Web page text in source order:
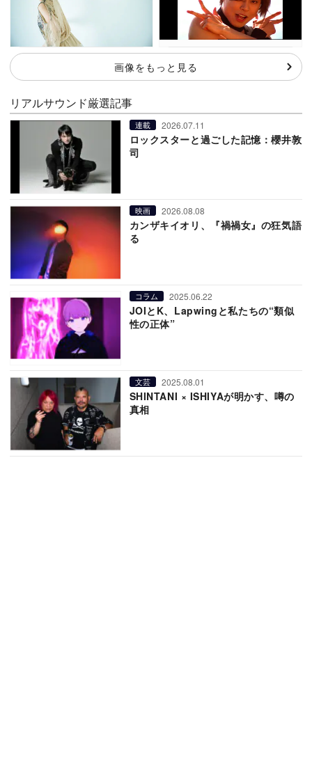
画像をもっと見る
リアルサウンド厳選記事
連載 2026.07.11
ロックスターと過ごした記憶：櫻井敦
司
映画 2026.08.08
カンザキイオリ、『禍禍女』の狂気語
る
コラム 2025.06.22
JOIとK、Lapwingと私たちの“類似
性の正体”
文芸 2025.08.01
SHINTANI × ISHIYAが明かす、噂の
真相